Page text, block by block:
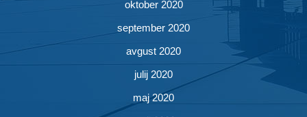
oktober 2020
september 2020
avgust 2020
julij 2020
maj 2020